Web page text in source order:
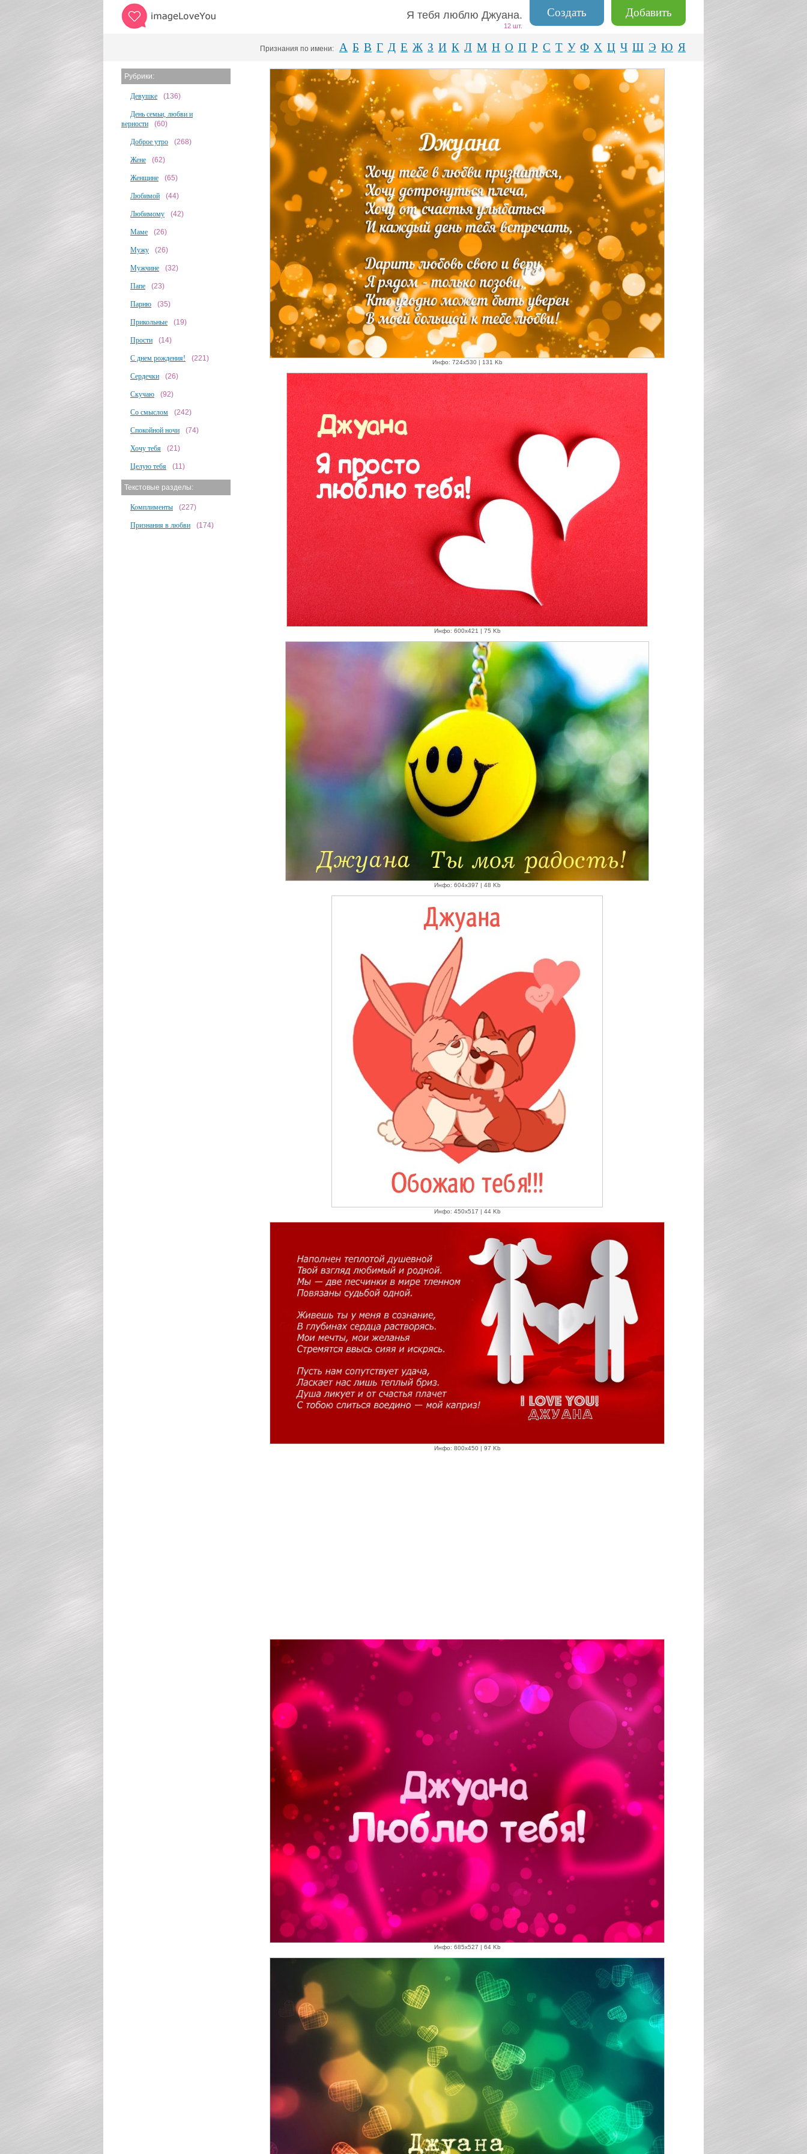
Добавить
Создать
Я тебя люблю Джуана.
12 шт.
Признания по имени: А Б В Г Д Е Ж З И К Л М Н О П Р С Т У Ф Х Ц Ч Ш Э Ю Я
Рубрики:
Девушке (136)
День семьи, любви и
верности
(60)
Доброе утро (268)
Жене (62)
Женщине (65)
Любимой (44)
Любимому (42)
Маме (26)
Мужу (26)
Мужчине (32)
Папе (23)
Парню (35)
Прикольные (19)
Прости (14)
С днем рождения! (221)
Сердечки (26)
Скучаю (92)
Со смыслом (242)
Спокойной ночи (74)
Хочу тебя (21)
Целую тебя (11)
Текстовые разделы:
Комплименты (227)
Признания в любви (174)
Инфо: 724х530 | 131 Kb
Инфо: 600х421 | 75 Kb
Инфо: 604х397 | 48 Kb
Инфо: 450х517 | 44 Kb
Инфо: 800х450 | 97 Kb
Инфо: 685х527 | 64 Kb